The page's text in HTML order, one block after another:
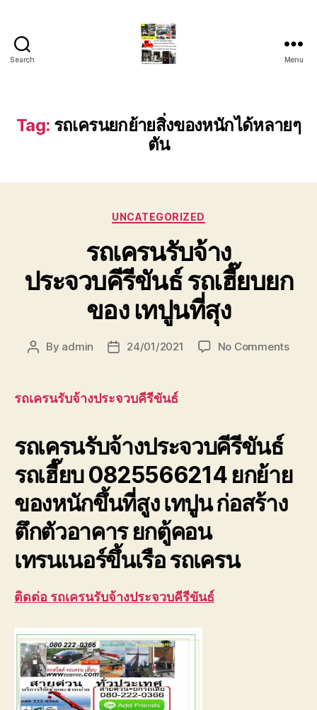
Search
สไลด์
ใน
เขต
24
ติดต่อ
โทร
0888000456
Menu
Tag: รถเครนยกย้ายสิ่งของหนักได้หลายๆ
ตัน
Categories
UNCATEGORIZED
รถเครนรับจ้าง
ประจวบคีรีขันธ์ รถเฮี๊ยบยก
ของ เทปูนที่สุง
Post
By admin
Post24/01/2021 No Commentson
ของ
เทปูน
รถเครนรับจ้างประจวบคีรีขันธ์
รถเครนรับจ้างประจวบคีรีขันธ์
รถเฮี๊ยบ 0825566214 ยกย้าย
ของหนักขึ้นที่สูง เทปูน ก่อสร้าง
ตึกตัวอาคาร ยกตู้คอน
เทรนเนอร์ขึ้นเรือ รถเครน
ติดต่อ รถเครนรับจ้างประจวบคีรีขันธ์